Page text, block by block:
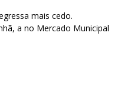
mais cedo.
a no Mercado Municipal